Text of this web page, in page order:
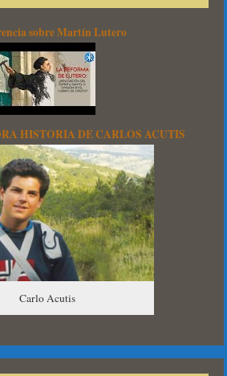
sobre Martín Lutero
HISTORIA DE CARLOS ACUTIS
Carlo Acutis